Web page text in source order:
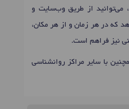
از طریق وب‌سایت و
که در هر زمان و از هر مکان،
نیز فراهم است.
با سایر مراکز روانشناسی